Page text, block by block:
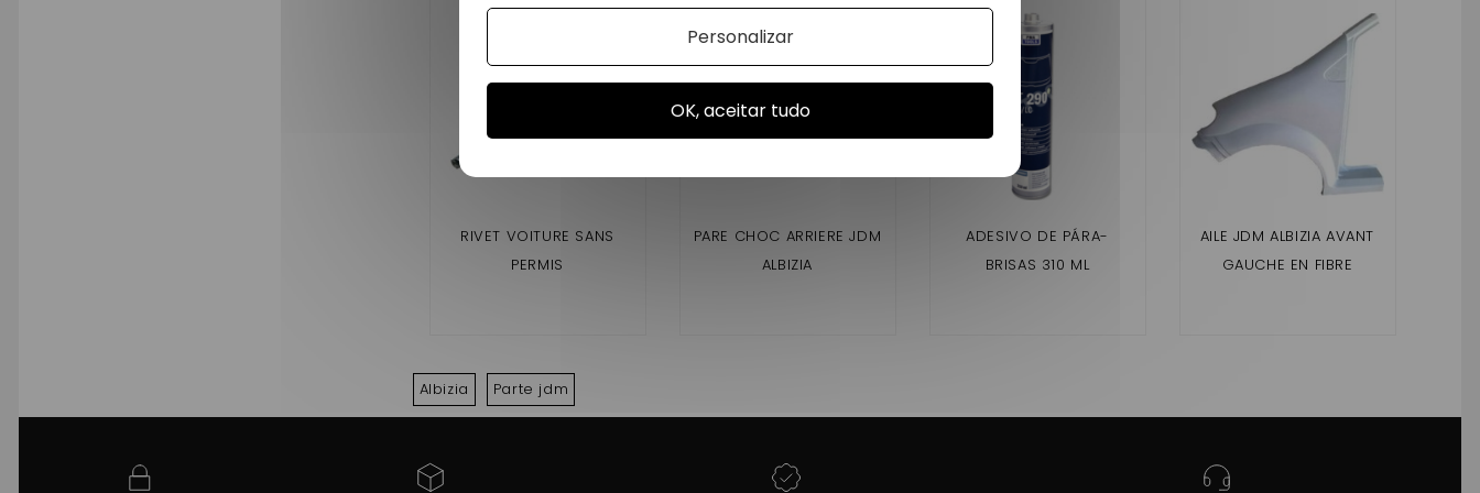
RIVET VOITURE SANS
PERMIS
PARE CHOC ARRIERE JDM
ALBIZIA
ADESIVO DE PÁRA-
BRISAS 310 ML
AILE JDM ALBIZIA AVANT
GAUCHE EN FIBRE
Albizia Parte jdm
OK, aceitar tudo
Personalizar